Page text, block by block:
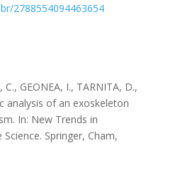
2788554094463654
GEONEA, I., TARNITA, D.,
analysis of an exoskeleton
In: New Trends in
Springer, Cham,